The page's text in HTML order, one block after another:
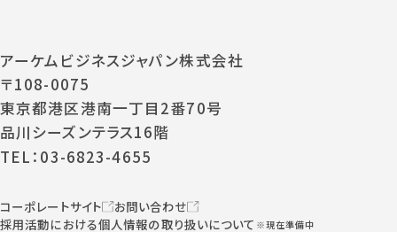
アーケムビジネスジャパン株式会社
〒108-0075
東京都港区港南一丁目2番70号
品川シーズンテラス16階
TEL：03-6823-4655
コーポレートサイト
お問い合わせ
採用活動における個人情報の取り扱いについて ※現在準備中